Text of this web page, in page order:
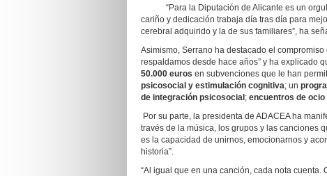
“Para la Diputación de Alicante es un
cariño y dedicación trabaja día tras día para
cerebral adquirido y la de sus familiares”, ha
Asimismo, Serrano ha destacado el
respaldamos desde hace años” y ha explicado
50.000 euros en subvenciones que le han
psicosocial y estimulación cognitiva; un
de integración psicosocial ; encuentros de
Por su parte, la presidenta de ADACEA ha
través de la música, los grupos y las canciones
es la capacidad de unirnos, emocionarnos y
historia”.
“Al igual que en una canción, cada nota